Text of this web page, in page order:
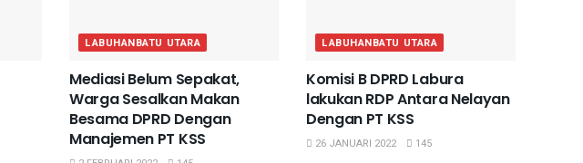
LABUHANBATU UTARA
Mediasi Belum Sepakat,
Warga Sesalkan Makan
Besama DPRD Dengan
Manajemen PT KSS
LABUHANBATU UTARA
Komisi B DPRD Labura
lakukan RDP Antara Nelayan
Dengan PT KSS
26 JANUARI 2022 145